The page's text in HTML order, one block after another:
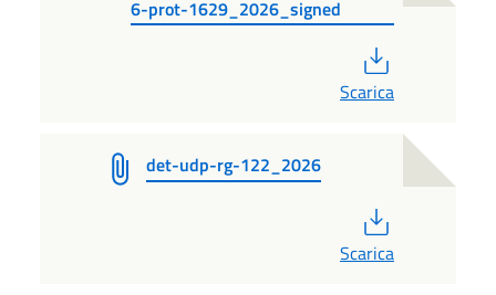
6-prot-1629_2026_signed
Scarica
det-udp-rg-122_2026
Scarica